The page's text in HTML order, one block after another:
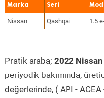
Marka Seri
Nissan Qashqai 1.5
Pratik araba; 2022
periyodik bakımında,
değerlerinde, ( API -